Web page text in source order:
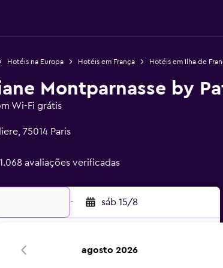
Hotéis na Europa Hotéis em França Hotéis em Ilha de
Montparnasse by
Wi-Fi grátis
75014 Paris
1.068 avaliações verificadas
- sáb 15/8
agosto 2026